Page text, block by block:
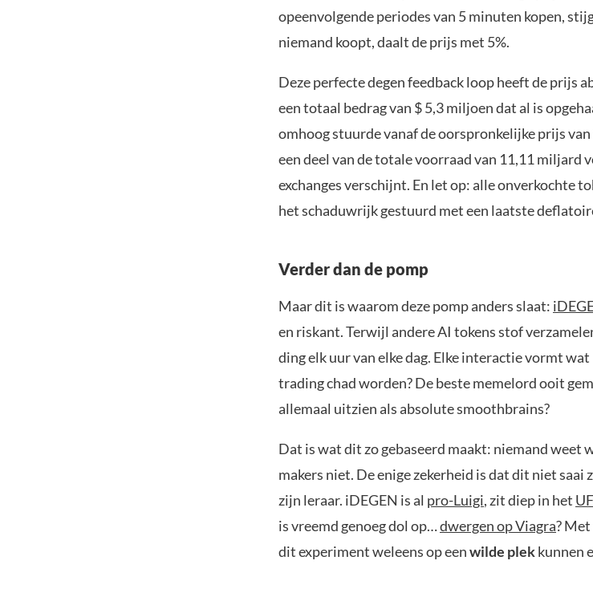
opeenvolgende periodes van 5 minuten kopen,
niemand koopt, daalt de prijs met 5%.
Deze perfecte degen feedback loop heeft de prijs
een totaal bedrag van $ 5,3 miljoen dat al is
omhoog stuurde vanaf de oorspronkelijke prijs
een ​​deel van de totale voorraad van 11,11 miljard
exchanges verschijnt. En let op: alle onverkochte
het schaduwrijk gestuurd met een laatste
Verder dan de pomp
Maar dit is waarom deze pomp anders slaat:
en riskant. Terwijl andere AI tokens stof
ding elk uur van elke dag. Elke interactie vormt
trading chad worden? De beste memelord ooit
allemaal uitzien als absolute smoothbrains?
Dat is wat dit zo gebaseerd maakt: niemand weet
makers niet. De enige zekerheid is dat dit niet
zijn leraar. iDEGEN is al pro-Luigi, zit diep in het
is vreemd genoeg dol op…dwergen op Viagra?
dit experiment weleens op eenwilde plekkunnen